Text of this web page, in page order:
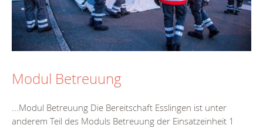
Modul Betreuung
...Modul Betreuung Die Bereitschaft Esslingen ist unter
anderem Teil des Moduls Betreuung der Einsatzeinheit 1